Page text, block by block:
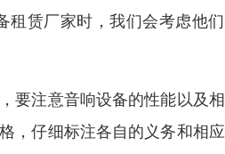
租赁厂家时，我们会考虑他
要注意音响设备的性能以及
，仔细标注各自的义务和相